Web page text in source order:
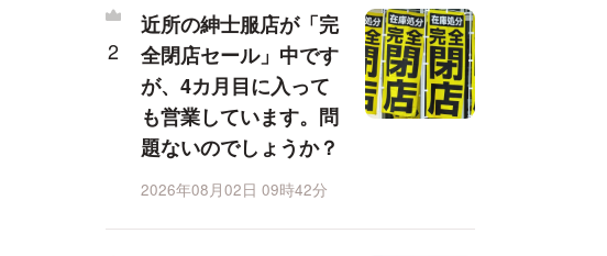
近所の紳士服店が「完
全閉店セール」中です
が、4カ月目に入って
も営業しています。問
題ないのでしょうか？
2026年08月02日 09時42分